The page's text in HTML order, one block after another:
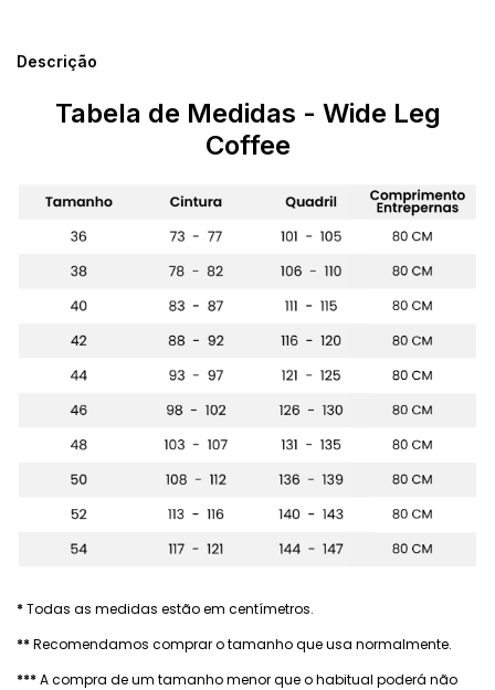
Descrição
Tabela de Medidas - Wide Leg
Coffee
*Todas as medidas estão em centímetros.
**Recomendamos comprar o tamanho que usa normalmente.
***A compra de um tamanho menor que o habitual poderá não